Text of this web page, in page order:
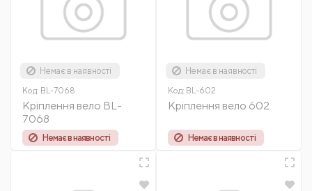
Немає в наявності
Код: BL-7068
Кріплення вело BL-
7068
Немає в наявності
Немає в наявності
Код: BL-602
Кріплення вело 602
Немає в наявності